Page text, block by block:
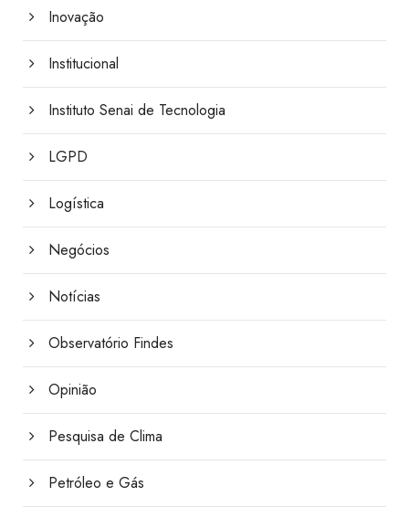
Inovação
Institucional
Instituto Senai de Tecnologia
LGPD
Logística
Negócios
Notícias
Observatório Findes
Opinião
Pesquisa de Clima
Petróleo e Gás